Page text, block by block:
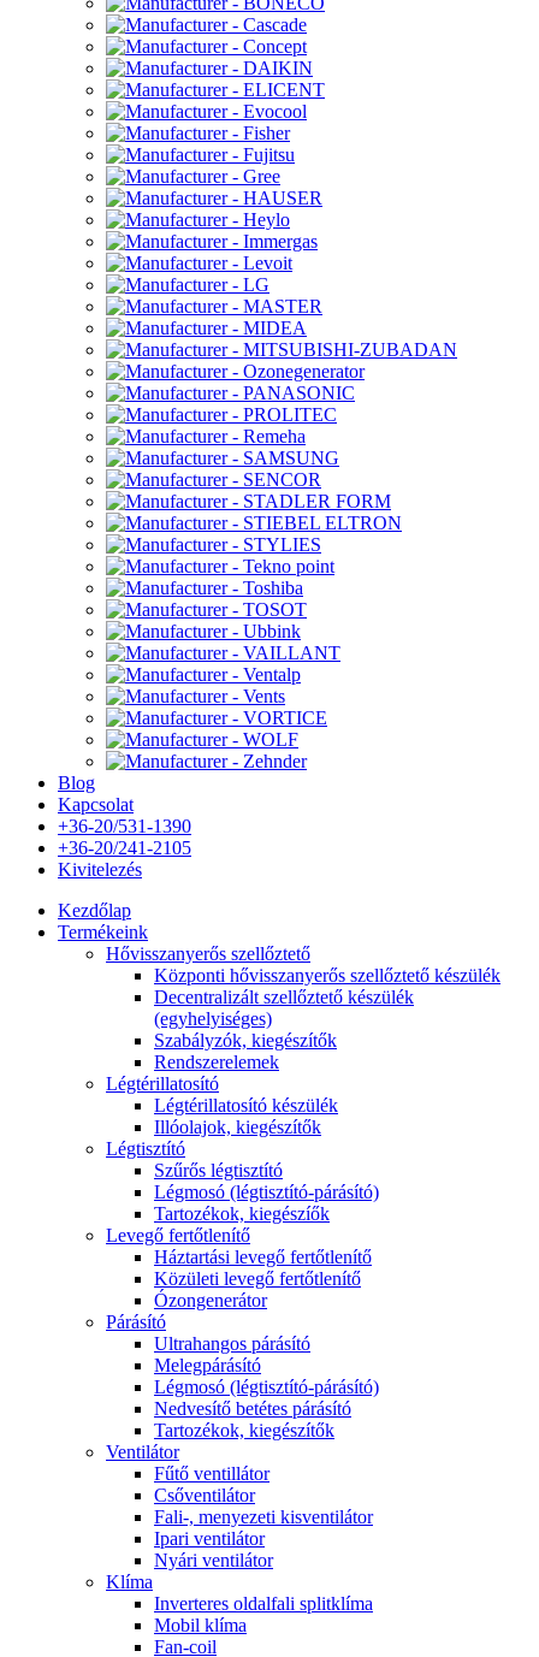
Blog
Kapcsolat
+36-20/531-1390
+36-20/241-2105
Kivitelezés
Kezdőlap
Termékeink
Hővisszanyerős szellőztető
Központi hővisszanyerős szellőztető készülék
Decentralizált szellőztető készülék
(egyhelyiséges)
Szabályzók, kiegészítők
Rendszerelemek
Légtérillatosító
Légtérillatosító készülék
Illóolajok, kiegészítők
Légtisztító
Szűrős légtisztító
Légmosó (légtisztító-párásító)
Tartozékok, kiegészíők
Levegő fertőtlenítő
Háztartási levegő fertőtlenítő
Közületi levegő fertőtlenítő
Ózongenerátor
Párásító
Ultrahangos párásító
Melegpárásító
Légmosó (légtisztító-párásító)
Nedvesítő betétes párásító
Tartozékok, kiegészítők
Ventilátor
Fűtő ventillátor
Csőventilátor
Fali-, menyezeti kisventilátor
Ipari ventilátor
Nyári ventilátor
Klíma
Inverteres oldalfali splitklíma
Mobil klíma
Fan-coil